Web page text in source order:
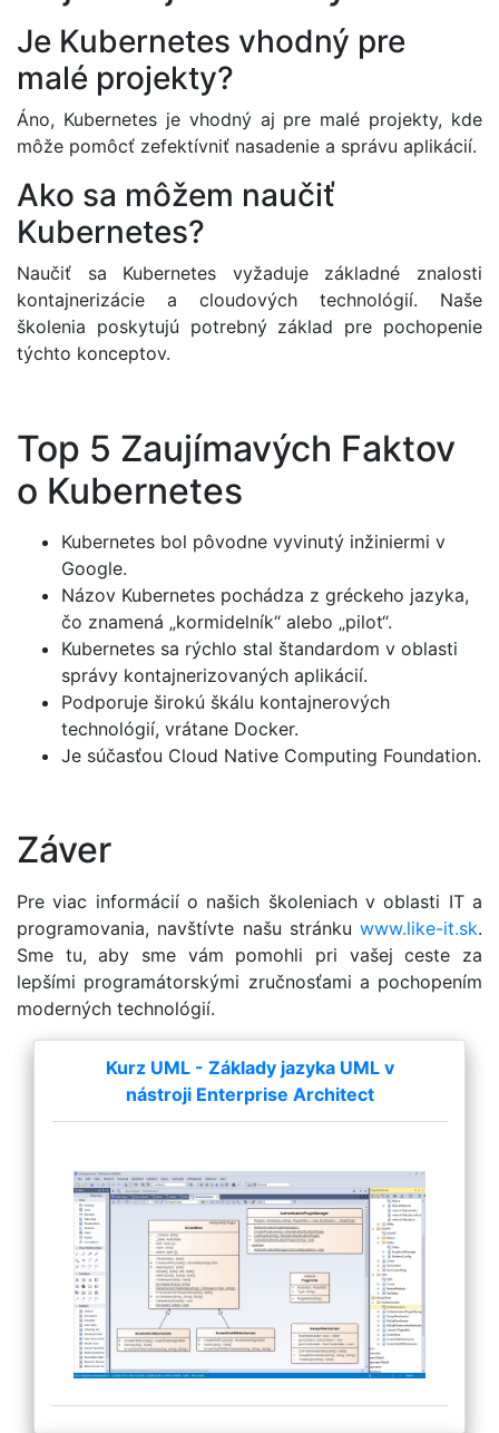
Je Kubernetes vhodný pre
malé projekty?
Áno, Kubernetes je vhodný aj pre malé projekty, kde
môže pomôcť zefektívniť nasadenie a správu aplikácií.
Ako sa môžem naučiť
Kubernetes?
Naučiť sa Kubernetes vyžaduje základné znalosti
kontajnerizácie a cloudových technológií. Naše
školenia poskytujú potrebný základ pre pochopenie
týchto konceptov.
Top 5 Zaujímavých Faktov
o Kubernetes
Kubernetes bol pôvodne vyvinutý inžiniermi v
Google.
Názov Kubernetes pochádza z gréckeho jazyka,
čo znamená „kormidelník“ alebo „pilot“.
Kubernetes sa rýchlo stal štandardom v oblasti
správy kontajnerizovaných aplikácií.
Podporuje širokú škálu kontajnerových
technológií, vrátane Docker.
Je súčasťou Cloud Native Computing Foundation.
Záver
Pre viac informácií o našich školeniach v oblasti IT a
programovania, navštívte našu stránku www.like-it.sk.
Sme tu, aby sme vám pomohli pri vašej ceste za
lepšími programátorskými zručnosťami a pochopením
moderných technológií.
Kurz UML - Základy jazyka UML v
nástroji Enterprise Architect